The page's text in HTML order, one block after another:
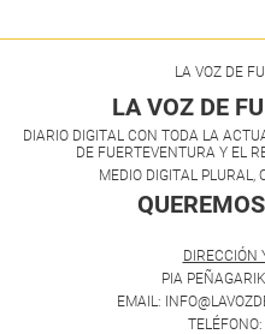
LA VOZ DE
LA VOZ DE
DIARIO DIGITAL CON TODA LA
DE FUERTEVENTURA Y EL
MEDIO DIGITAL PLURAL,
DIRECCIÓN
PIA
EMAIL: